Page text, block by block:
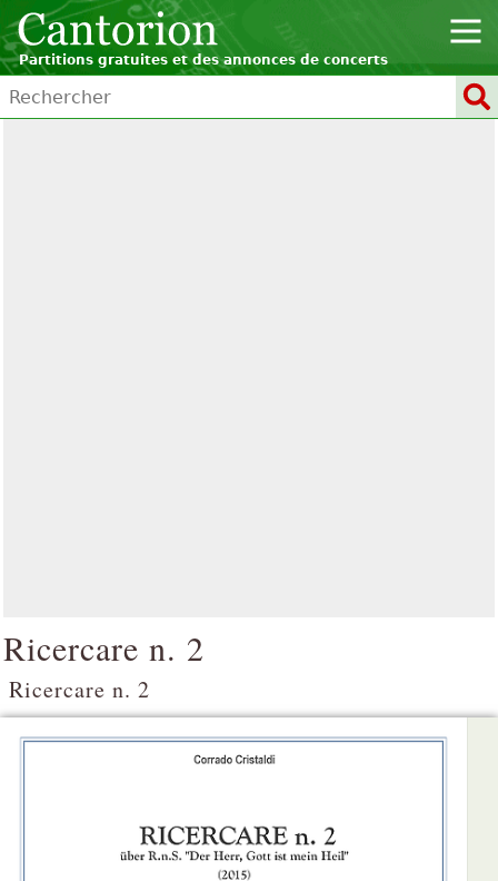
Partitions gratuites et des annonces de concerts
Ricercare n. 2
Ricercare n. 2